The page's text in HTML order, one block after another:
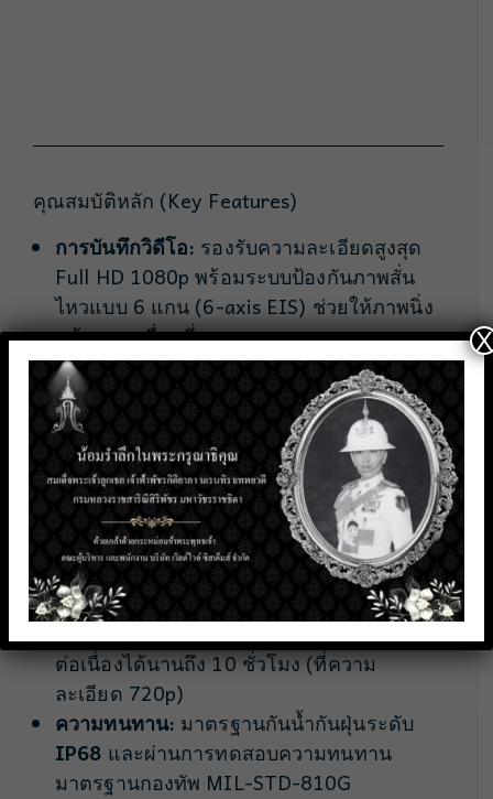
คุณสมบัติหลัก (Key Features)
การบันทึกวิดีโอ: รองรับความละเอียดสูงสุด
Full HD 1080p พร้อมระบบป้องกันภาพสั่น
ไหวแบบ 6 แกน (6-axis EIS) ช่วยให้ภาพนิ่ง
แม้ขณะเคลื่อนที่
ระบบ Night Vision:รุ่นStarlight(บันทึก
ภาพสีได้แม้ในสภาวะแสงน้อยมาก)
การเชื่อมต่อ: รองรับ 4G LTE, Wi-Fi,
Bluetooth 5.1 และมี GPS ในตัวสำหรับการ
ระบุตำแหน่ง
Dual Stream:สามารถบันทึกวิดีโอความ
ละเอียดสูงลงในเครื่อง พร้อมกับสตรีมวิดีโอที่
มีการบีบอัดไปยังศูนย์ควบคุมได้ในเวลา
เดียวกัน
แบตเตอรี่:ขนาด 3,200 mAh ใช้งานบันทึก
ต่อเนื่องได้นานถึง 10 ชั่วโมง (ที่ความ
ละเอียด 720p)
ความทนทาน: มาตรฐานกันน้ำกันฝุ่นระดับ
IP68 และผ่านการทดสอบความทนทาน
มาตรฐานกองทัพ MIL-STD-810G
X